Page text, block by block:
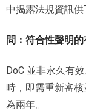
中揭露法規資訊供
問：符合性聲明
DoC 並非永久有
時，即需重新審
為兩年。